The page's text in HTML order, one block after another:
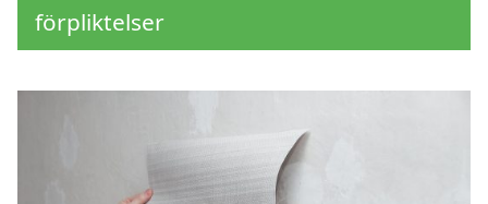
förpliktelser